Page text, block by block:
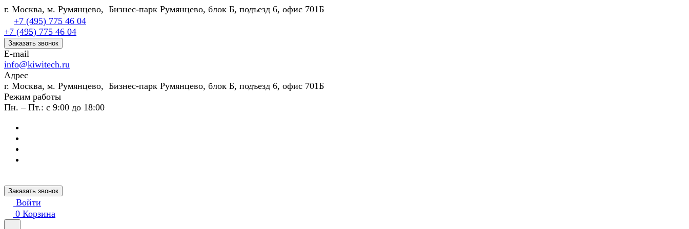
г. Москва, м. Румянцево, Бизнес-парк Румянцево, блок Б, подъезд 6, офис 701Б
+7 (495) 775 46 04
+7 (495) 775 46 04
Заказать звонок
E-mail
info@kiwitech.ru
Адрес
г. Москва, м. Румянцево, Бизнес-парк Румянцево, блок Б, подъезд 6, офис 701Б
Режим работы
Пн. – Пт.: с 9:00 до 18:00
Заказать звонок
Войти
0 Корзина